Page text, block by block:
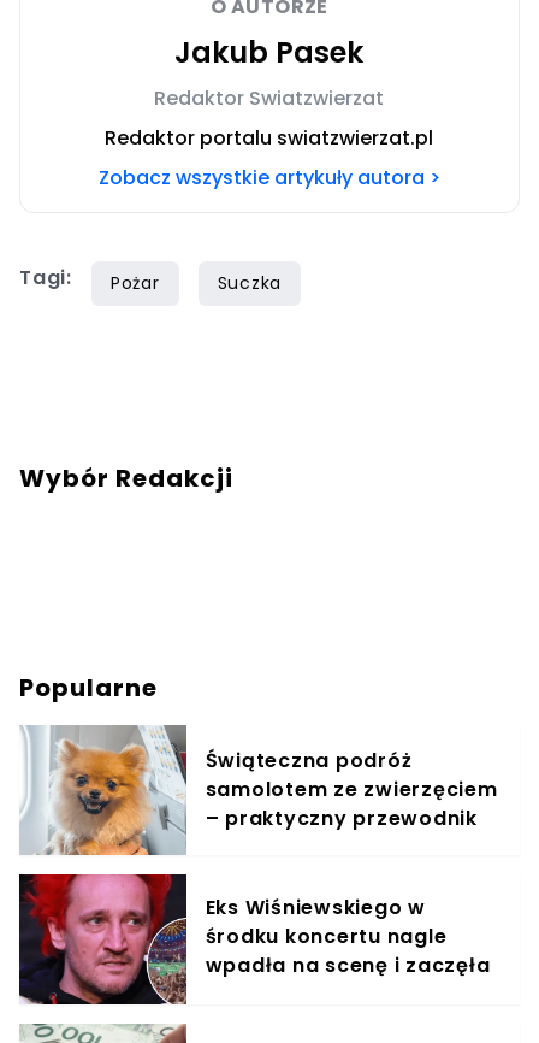
O AUTORZE
Jakub Pasek
Redaktor Swiatzwierzat
Redaktor portalu swiatzwierzat.pl
Zobacz wszystkie artykuły autora >
Tagi: Pożar Suczka
Wybór Redakcji
Popularne
Świąteczna podróż
samolotem ze zwierzęciem
– praktyczny przewodnik
Eks Wiśniewskiego w
środku koncertu nagle
wpadła na scenę i zaczęła